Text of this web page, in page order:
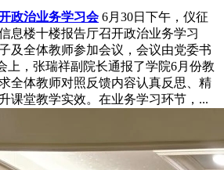
政治业务学习会 6月30日下午，仪征
息楼十楼报告厅召开政治业务学习
及全体教师参加会议，会议由党委书
，张瑞祥副院长通报了学院6月份教
全体教师对照反馈内容认真反思、精
课堂教学实效。在业务学习环节，...